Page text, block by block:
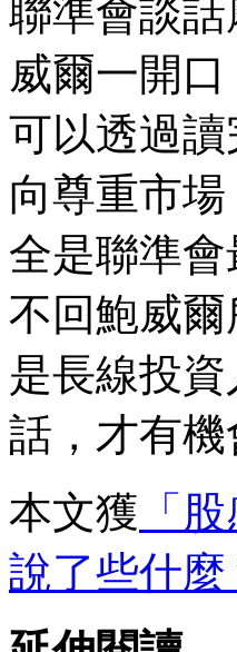
聯準會談
威爾一開
可以透過
向尊重市
全是聯準
不回鮑威
是長線投
話，才有
本文獲 「
說了些什